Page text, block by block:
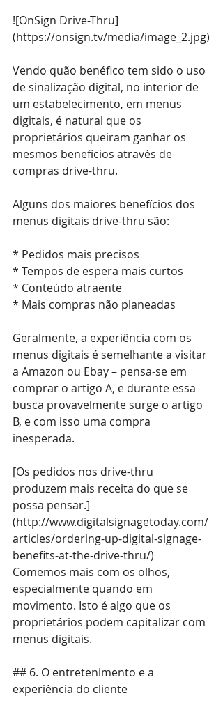
![OnSign Drive-Thru]
(https://onsign.tv/media/image_2.jpg)
Vendo quão benéfico tem sido o uso
de sinalização digital, no interior de
um estabelecimento, em menus
digitais, é natural que os
proprietários queiram ganhar os
mesmos benefícios através de
compras drive-thru.
Alguns dos maiores benefícios dos
menus digitais drive-thru são:
* Pedidos mais precisos
* Tempos de espera mais curtos
* Conteúdo atraente
* Mais compras não planeadas
Geralmente, a experiência com os
menus digitais é semelhante a visitar
a Amazon ou Ebay – pensa-se em
comprar o artigo A, e durante essa
busca provavelmente surge o artigo
B, e com isso uma compra
inesperada.
[Os pedidos nos drive-thru
produzem mais receita do que se
possa pensar.]
(http://www.digitalsignagetoday.com/
articles/ordering-up-digital-signage-
benefits-at-the-drive-thru/)
Comemos mais com os olhos,
especialmente quando em
movimento. Isto é algo que os
proprietários podem capitalizar com
menus digitais.
## 6. O entretenimento e a
experiência do cliente